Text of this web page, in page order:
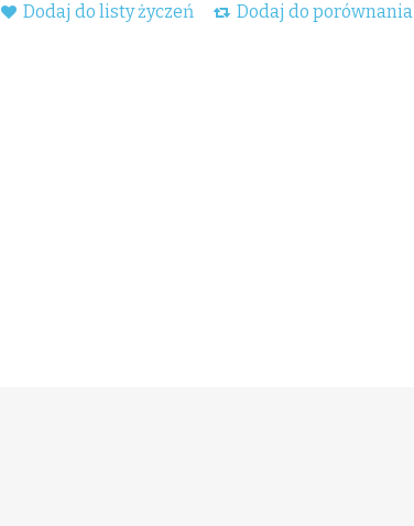
Dodaj do listy życzeń Dodaj do porównania